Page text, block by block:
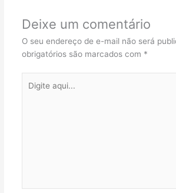
Deixe um comentário
O seu endereço de e-mail não será
obrigatórios são marcados com *
aqui...